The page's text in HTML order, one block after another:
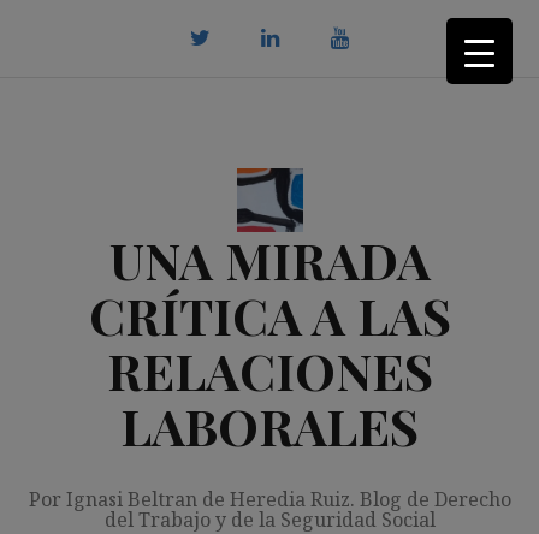
UNA MIRADA
CRÍTICA A LAS
RELACIONES
LABORALES
Por Ignasi Beltran de Heredia Ruiz. Blog de Derecho
del Trabajo y de la Seguridad Social